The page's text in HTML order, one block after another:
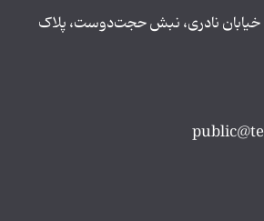
خیابان نادری، نبش حجت‌دوست، پلاک